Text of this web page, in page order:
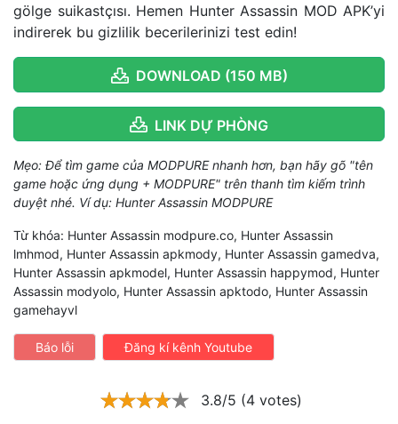
gölge suikastçısı. Hemen Hunter Assassin MOD APK’yi
indirerek bu gizlilik becerilerinizi test edin!
DOWNLOAD (150 MB)
LINK DỰ PHÒNG
Mẹo: Để tìm game của MODPURE nhanh hơn, bạn hãy gõ "tên
game hoặc ứng dụng + MODPURE" trên thanh tìm kiếm trình
duyệt nhé. Ví dụ: Hunter Assassin MODPURE
Từ khóa: Hunter Assassin modpure.co, Hunter Assassin
lmhmod, Hunter Assassin apkmody, Hunter Assassin gamedva,
Hunter Assassin apkmodel, Hunter Assassin happymod, Hunter
Assassin modyolo, Hunter Assassin apktodo, Hunter Assassin
gamehayvl
Báo lỗi Đăng kí kênh Youtube
3.8/5 (4 votes)